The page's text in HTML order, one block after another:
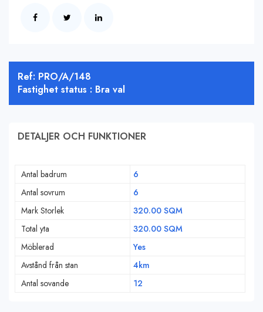
Ref: PRO/A/148
Fastighet status : Bra val
DETALJER OCH FUNKTIONER
Antal badrum
6
Antal sovrum
6
Mark Storlek
320.00 SQM
Total yta
320.00 SQM
Möblerad
Yes
Avstånd från stan
4km
Antal sovande
12